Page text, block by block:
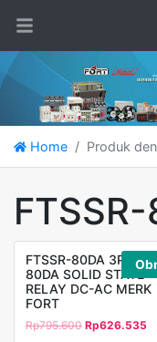
Home Produk
FTSSR-80DA
80DA SOLID STATE
RELAY DC-AC MERK
FORT
Rp795.600 Rp626.535